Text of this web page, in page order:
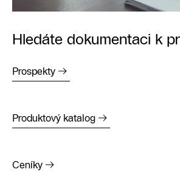
Hledáte dokumentaci k
Prospekty
Produktový katalog
Ceníky